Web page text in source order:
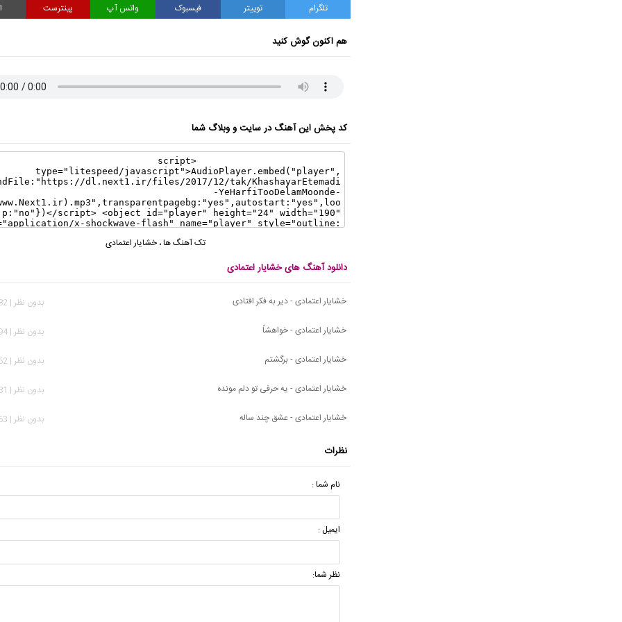
تلگرام توییتر فیسبوک واتس آپ پینترست
هم اکنون گوش کنید
کد پخش این آهنگ در سایت و وبلاگ شما
تک آهنگ ها، خشایار اعتمادى
دانلود آهنگ های خشایار اعتمادى
خشایار اعتمادی - دیر به فکر افتادی
بدون نظر | 1,282 بازدید
خشایار اعتمادی - خواهشاً
بدون نظر | 1,794 بازدید
خشایار اعتمادی - برگشتم
بدون نظر | 1,762 بازدید
خشایار اعتمادی - یه حرفی تو دلم مونده
بدون نظر | 1,481 بازدید
خشایار اعتمادی - عشق چند ساله
بدون نظر | 1,963 بازدید
نظرات
نام شما :
ایمیل :
نظر شما: